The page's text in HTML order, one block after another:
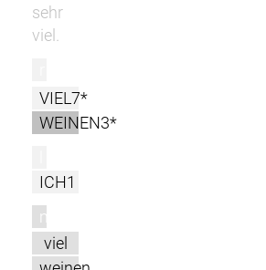
sehr
viel.
VIEL7*
WEINEN3*
ICH1
m
viel